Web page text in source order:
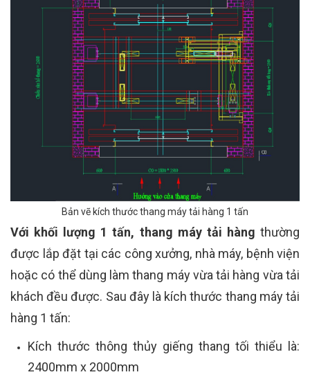
Bản vẽ kích thước thang máy tải hàng 1 tấn
Với khối lượng 1 tấn, thang máy tải hàng thường
được lắp đặt tại các công xưởng, nhà máy, bệnh viện
hoặc có thể dùng làm thang máy vừa tải hàng vừa tải
khách đều được. Sau đây là kích thước thang máy tải
hàng 1 tấn:
Kích thước thông thủy giếng thang tối thiểu là:
2400mm x 2000mm